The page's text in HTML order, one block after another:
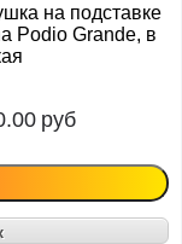
на подставке
Podio Grande, в
руб